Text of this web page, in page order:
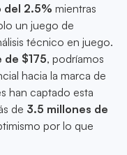
del 2.5% mientras
un juego de
técnico en juego.
$175, podríamos
hacia la marca de
han captado esta
de 3.5 millones de
por lo que